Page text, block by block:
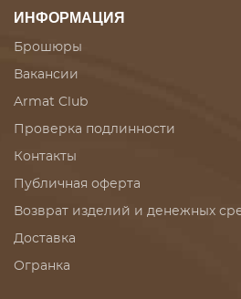
ИНФОРМАЦИЯ
Брошюры
Вакансии
Armat Club
Проверка подлинности
Контакты
Публичная оферта
Возврат изделий и денежных
Доставка
Огранка